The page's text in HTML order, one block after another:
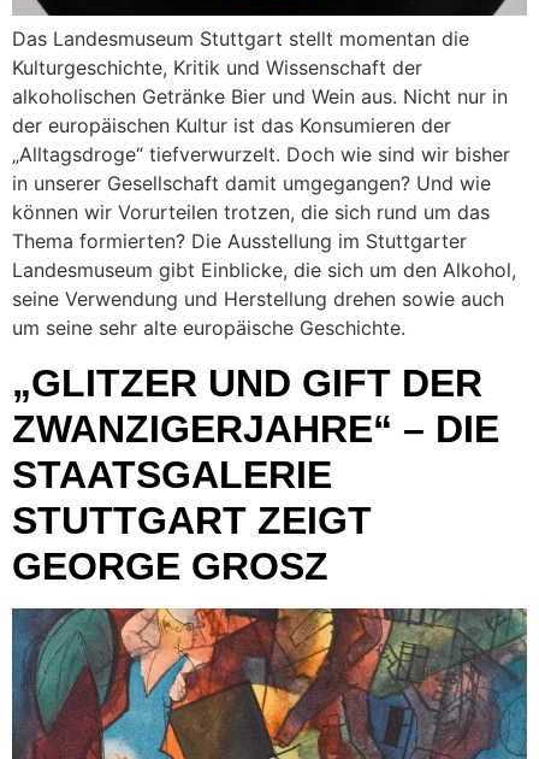
Das Landesmuseum Stuttgart stellt momentan die
Kulturgeschichte, Kritik und Wissenschaft der
alkoholischen Getränke Bier und Wein aus. Nicht nur in
der europäischen Kultur ist das Konsumieren der
„Alltagsdroge“ tiefverwurzelt. Doch wie sind wir bisher
in unserer Gesellschaft damit umgegangen? Und wie
können wir Vorurteilen trotzen, die sich rund um das
Thema formierten? Die Ausstellung im Stuttgarter
Landesmuseum gibt Einblicke, die sich um den Alkohol,
seine Verwendung und Herstellung drehen sowie auch
um seine sehr alte europäische Geschichte.
„GLITZER UND GIFT DER
ZWANZIGERJAHRE“ – DIE
STAATSGALERIE
STUTTGART ZEIGT
GEORGE GROSZ